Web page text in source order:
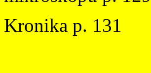
Kronika p. 131